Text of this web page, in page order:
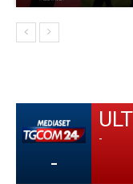
-
-